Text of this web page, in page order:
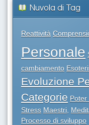
Nuvola di Tag
Reattività
Personale
cambiamento
Evoluzione
Categorie Poter
Stress Maestri,
Processo di sviluppo